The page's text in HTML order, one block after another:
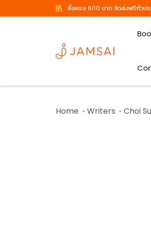
ซื้อครบ 600 บาท จัดส่งฟรีทั่วปร
Home Writers Choi